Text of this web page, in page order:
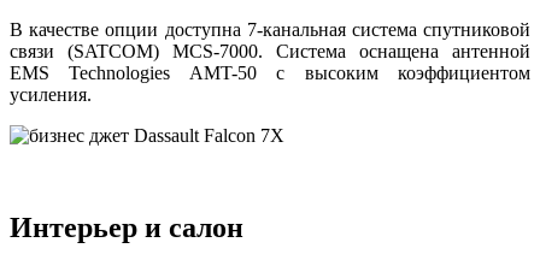
В качестве опции доступна 7-канальная система спутниковой
связи (SATCOM) MCS-7000. Система оснащена антенной
EMS Technologies AMT-50 с высоким коэффициентом
усиления.
Интерьер и салон